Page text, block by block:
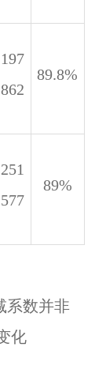
197
862
89.8%
251
577
89%
系数并非
化